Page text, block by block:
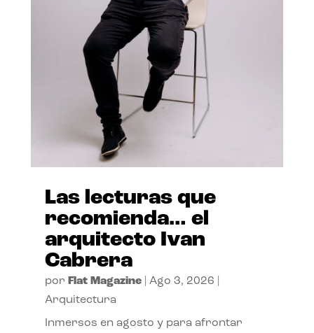
Las lecturas que
recomienda… el
arquitecto Ivan
Cabrera
por Flat Magazine| Ago 3, 2026
Arquitectura
Inmersos en agosto y para afrontar